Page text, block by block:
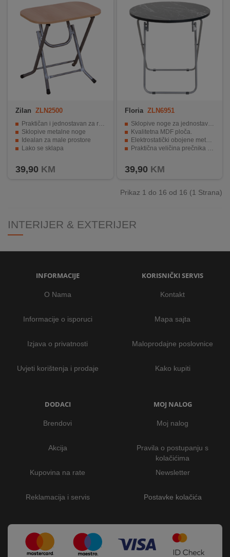
Zilan ZLN2500
Praktičan i jednostavan za rukovanje
Sklopive metalne noge
Idealan za male prostore
Lako se sklapa
39,90 KM
Floria ZLN6951
Sklopive noge za jednostavno skladištenje.
Kvalitetna MDF ploča.
Elektrostatički obojene metalne noge za stabilnost.
Praktična veličina prečnika 60cm, visine 65cm.
39,90 KM
Prikaz 1 do 16 od 16 (1 Strana)
INTERIJER & EXTERIJER
INFORMACIJE
O Nama
Informacije o isporuci
Izjava o privatnosti
Uvjeti korištenja i prodaje
KORISNIČKI SERVIS
Kontakt
Mapa sajta
Maloprodajne poslovnice
Kako kupiti
DODACI
Brendovi
Akcija
Kupovina na rate
Reklamacija i servis
MOJ NALOG
Moj nalog
Pravila o postupanju s
kolačićima
Newsletter
Postavke kolačića